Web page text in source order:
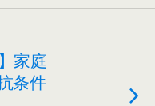
家庭
条件